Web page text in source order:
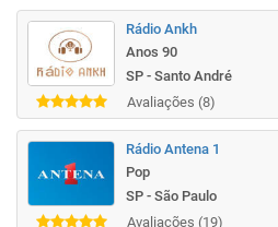
Rádio Ankh
Anos 90
SP - Santo André
Avaliações (8)
Rádio Antena 1
Pop
SP - São Paulo
Avaliações (19)